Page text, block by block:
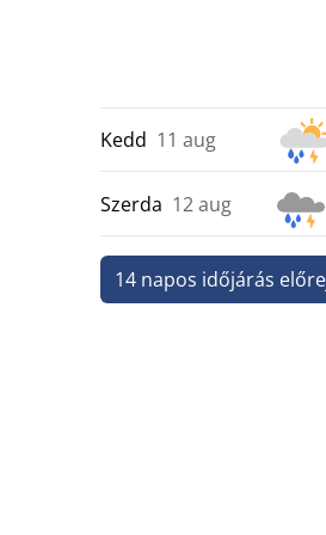
Kedd 11 aug
Szerda 12 aug
14 napos időjárás